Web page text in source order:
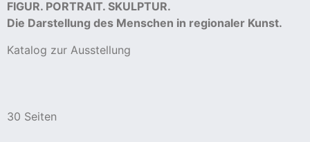
FIGUR. PORTRAIT. SKULPTUR.
Die Darstellung des Menschen in regionaler Kunst.
Katalog zur Ausstellung
30 Seiten